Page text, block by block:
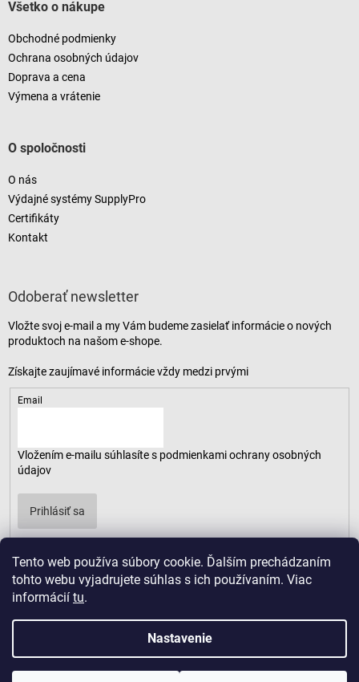
Tento web používa súbory cookie. Ďalším prechádzaním
tohto webu vyjadrujete súhlas s ich používaním. Viac
informácií tu.
Nastavenie
Všetko o nákupe
Obchodné podmienky
Ochrana osobných údajov
Doprava a cena
Výmena a vrátenie
O spoločnosti
O nás
Výdajné systémy SupplyPro
Certifikáty
Kontakt
Odoberať newsletter
Vložte svoj e-mail a my Vám budeme zasielať informácie o nových
produktoch na našom e-shope.
Email
Vložením e-mailu súhlasíte s podmienkami ochrany osobných
údajov
Prihlásiť sa